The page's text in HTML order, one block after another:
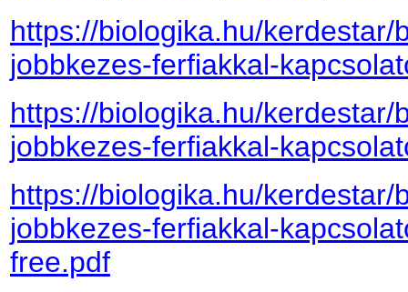
https://biologika.hu/
jobbkezes-ferfiakkal-
https://biologika.hu/
jobbkezes-ferfiakkal-
https://biologika.hu/
jobbkezes-ferfiakkal-
free.pdf